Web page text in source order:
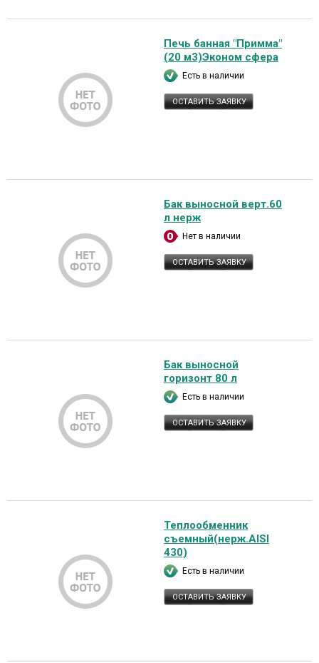
Печь банная "Примма"
(20 м3)Эконом сфера
Есть в наличии
ОСТАВИТЬ ЗАЯВКУ
Бак выносной верт.60
л нерж
Нет в наличии
ОСТАВИТЬ ЗАЯВКУ
Бак выносной
горизонт 80 л
Есть в наличии
ОСТАВИТЬ ЗАЯВКУ
Теплообменник
съемный(нерж.AISI
430)
Есть в наличии
ОСТАВИТЬ ЗАЯВКУ